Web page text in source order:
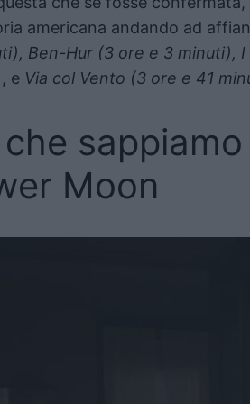
americana andando ad
Ben-Hur (3 ore e 3 minuti),
e Via col Vento (3 ore e 41
Moon